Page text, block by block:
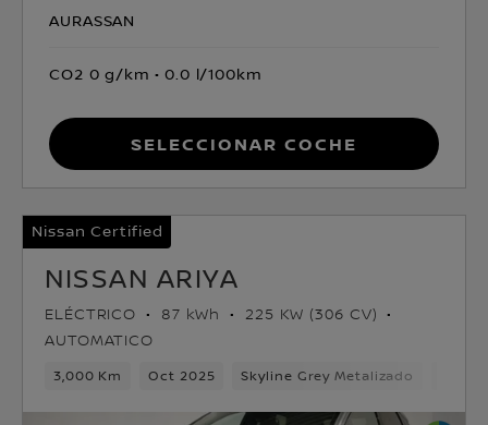
AURASSAN
CO2 0 g/km 0.0 l/100km
Seleccionar coche
Nissan Certified
NISSAN ARIYA
ELÉCTRICO 87 kWh
225 KW (306 CV)
AUTOMATICO
3,000 Km Oct 2025 Skyline Grey Metalizado